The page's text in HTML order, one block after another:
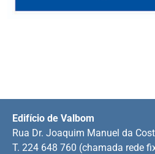
Edifício de Valbom
Rua Dr. Joaquim Manuel da
T. 224 648 760 (chamada rede